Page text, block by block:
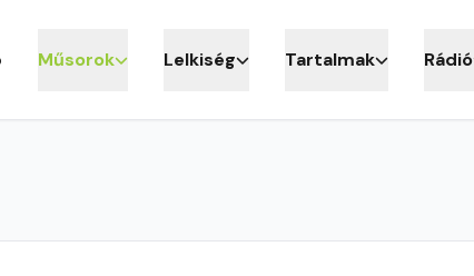
Műsorok Lelkiség Tartalmak Rádió